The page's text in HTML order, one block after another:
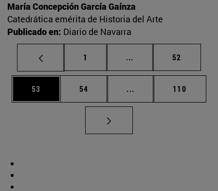
María Concepción García Gaínza
Catedrática emérita de Historia del Arte
Publicado en: Diario de Navarra
Página
1 ... Páginas intermedias
Página
52
Página
53 Página
54 ... Páginas intermedias
Página
110